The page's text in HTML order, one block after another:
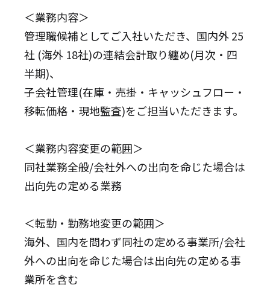
＜業務内容＞
管理職候補としてご入社いただき、国内外 25
社 (海外 18社)の連結会計取り纏め(月次・四
半期)、
子会社管理(在庫・売掛・キャッシュフロー・
移転価格・現地監査)をご担当いただきます。
＜業務内容変更の範囲＞
同社業務全般/会社外への出向を命じた場合は
出向先の定める業務
＜転勤・勤務地変更の範囲＞
海外、国内を問わず同社の定める事業所/会社
外への出向を命じた場合は出向先の定める事
業所を含む